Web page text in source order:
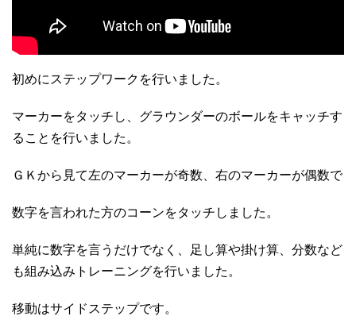
初めにステップワークを行いました。
マーカーをタッチし、グラウンダーのボールをキャッチす
ることを行いました。
ＧＫから見て左のマーカーが奇数、右のマーカーが偶数で
数字を言われた方のコーンをタッチしました。
単純に数字を言うだけでなく、足し算や掛け算、分数など
も組み込みトレーニングを行いました。
移動はサイドステップです。